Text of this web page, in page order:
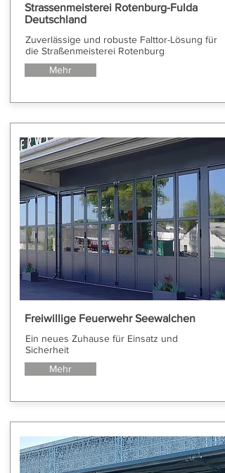
Zuverlässige und robuste Falttor-Lösung für
die Straßenmeisterei Rotenburg
Strassenmeisterei Rotenburg-Fulda
Deutschland
Mehr
Ein neues Zuhause für Einsatz und
Sicherheit
Freiwillige Feuerwehr Seewalchen
Mehr